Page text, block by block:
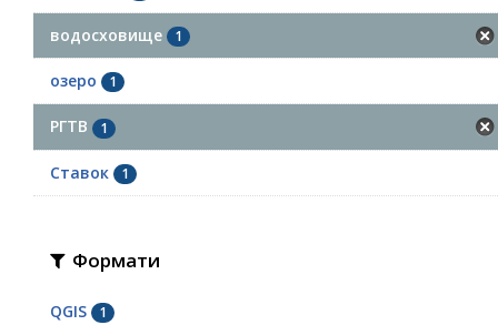
водосховище 1
озеро 1
РГТВ 1
Ставок 1
Формати
QGIS 1